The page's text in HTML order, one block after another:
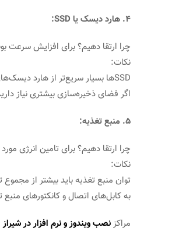
4. هارد دیسک یا SSD:
چرا ارتقا دهیم؟ برای افزایش
نکات:
SSDها بسیار سریع‌تر از هارد دیسک‌های معمولی هستند اما قیمت آن‌ها بالاتر است.
اگر فضای ذخیره‌سازی بیشتری نیاز
5. منبع تغذیه:
چرا ارتقا دهیم؟ برای تامین انرژی
نکات:
توان منبع تغذیه باید بیشتر از
به کابل‌های اتصال و کانکتورهای منبع
مراکزنصب ویندوز و نرم افزار در شیراز